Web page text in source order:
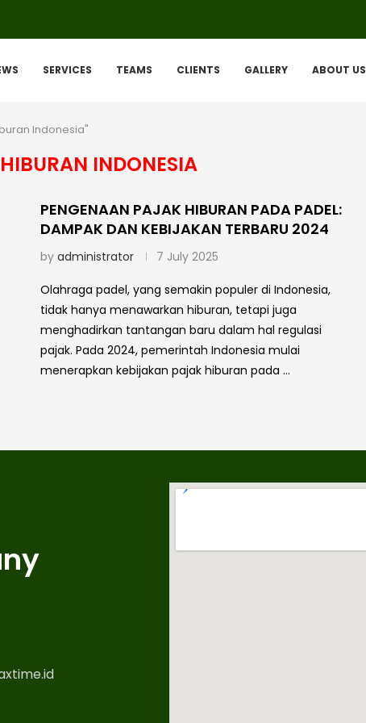
SERVICES TEAMS CLIENTS GALLERY ABOUT US
Indonesia"
INDONESIA
PENGENAAN PAJAK HIBURAN PADA PADEL:
DAMPAK DAN KEBIJAKAN TERBARU 2024
by administrator 7 July 2025
Olahraga padel, yang semakin populer di Indonesia,
tidak hanya menawarkan hiburan, tetapi juga
menghadirkan tantangan baru dalam hal regulasi
pajak. Pada 2024, pemerintah Indonesia mulai
menerapkan kebijakan pajak hiburan pada …